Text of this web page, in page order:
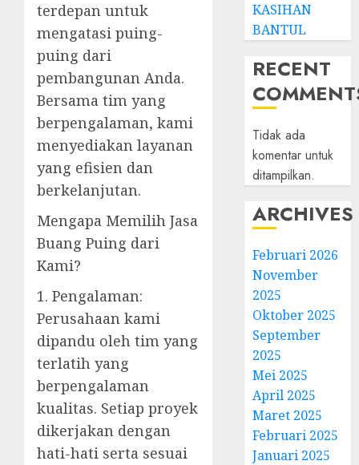
terdepan untuk
mengatasi puing-
puing dari
pembangunan Anda.
Bersama tim yang
berpengalaman, kami
menyediakan layanan
yang efisien dan
berkelanjutan.
Mengapa Memilih Jasa
Buang Puing dari
Kami?
1. Pengalaman:
Perusahaan kami
dipandu oleh tim yang
terlatih yang
berpengalaman
kualitas. Setiap proyek
dikerjakan dengan
hati-hati serta sesuai
KASIHAN
BANTUL
RECENT
Tidak ada
komentar untuk
ditampilkan.
ARCHIVES
Februari 2026
November
2025
Oktober 2025
September
2025
Mei 2025
April 2025
Maret 2025
Februari 2025
Januari 2025